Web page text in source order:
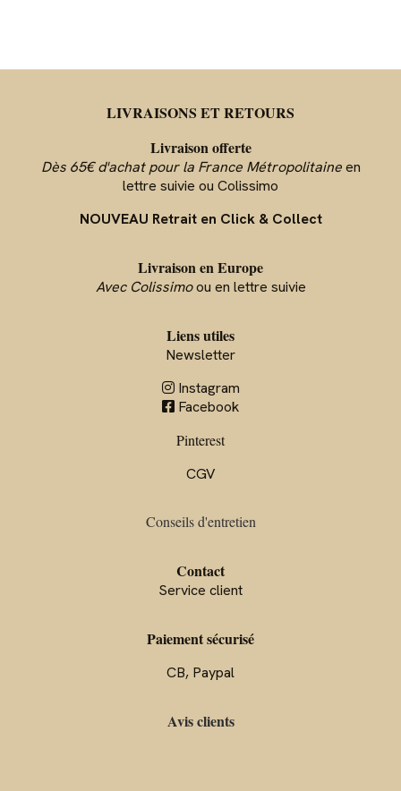
LIVRAISONS ET RETOURS
Livraison offerte
Dès 65€ d'achat pour la France Métropolitaineen
lettre suivie ou Colissimo
NOUVEAU Retrait en Click & Collect
Livraison en Europe
Avec Colissimoou en lettre suivie
Liens utiles
Newsletter
Instagram
 Facebook
Pinterest
CGV
Conseils d'entretien
Contact
Service client
Paiement sécurisé
CB, Paypal
Avis clients